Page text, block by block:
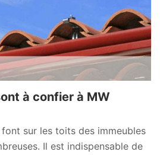
à confier à MW
sur les toits des immeubles
Il est indispensable de